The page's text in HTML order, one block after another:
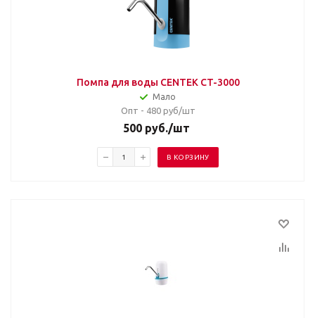
Помпа для воды CENTEK CT-3000
Мало
Опт - 480 руб/шт
500 руб./шт
В КОРЗИНУ